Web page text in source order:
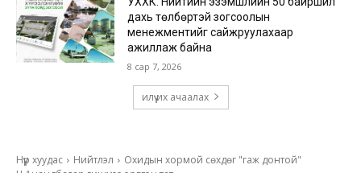
дахь төлбөртэй зогсоолын
менежментийг сайжруулахаар
ажиллаж байна
8 сар 7, 2026
илүү их ачаалах